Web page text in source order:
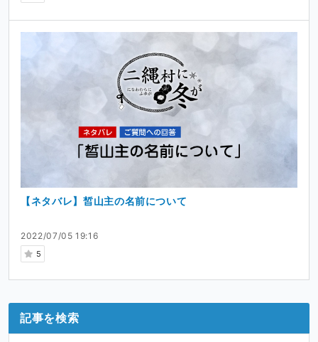
2022/07/05 19:16
5
【ネタバレ】皙山主の名前について
記事を検索